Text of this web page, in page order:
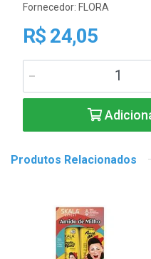
Fornecedor: FLORA
R$ 24,05
Produtos Relacionados